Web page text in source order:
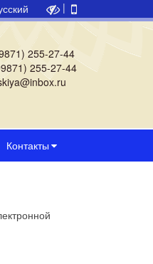
|
255-27-44
255-27-44
Контакты